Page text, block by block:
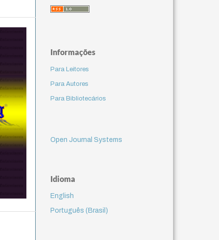
Informações
Para Leitores
Para Autores
Para Bibliotecários
Open Journal Systems
Idioma
English
Português (Brasil)